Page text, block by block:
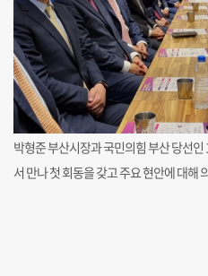
박형준 부산시장과 국민의힘 부산 당선
서 만나 첫 회동을 갖고 주요 현안에 대해